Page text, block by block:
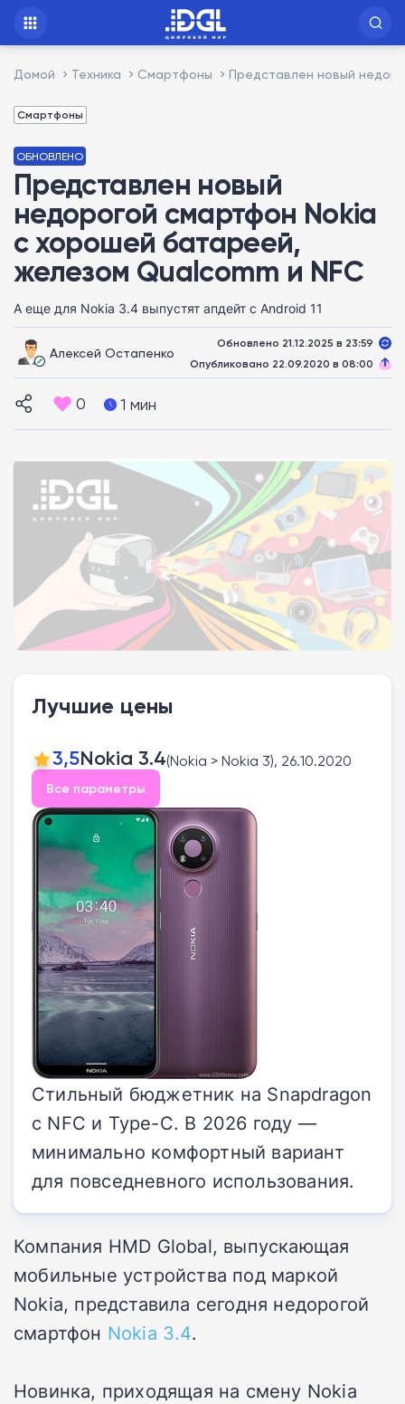
Домой Техника Смартфоны Представлен новый
Смартфоны
ОБНОВЛЕНО
Представлен новый
недорогой смартфон Nokia
с хорошей батареей,
железом Qualcomm и NFC
А еще для Nokia 3.4 выпустят апдейт с Android 11
Алексей Остапенко
Обновлено 21.12.2025 в 23:59
Опубликовано 22.09.2020 в 08:00
0 1 мин
Лучшие цены
3,5Nokia 3.4(Nokia > Nokia 3), 26.10.2020
Все параметры
Стильный бюджетник на Snapdragon
с NFC и Type-C. В 2026 году —
минимально комфортный вариант
для повседневного использования.
Компания HMD Global, выпускающая
мобильные устройства под маркой
Nokia, представила сегодня недорогой
смартфон Nokia 3.4.
Новинка, приходящая на смену Nokia